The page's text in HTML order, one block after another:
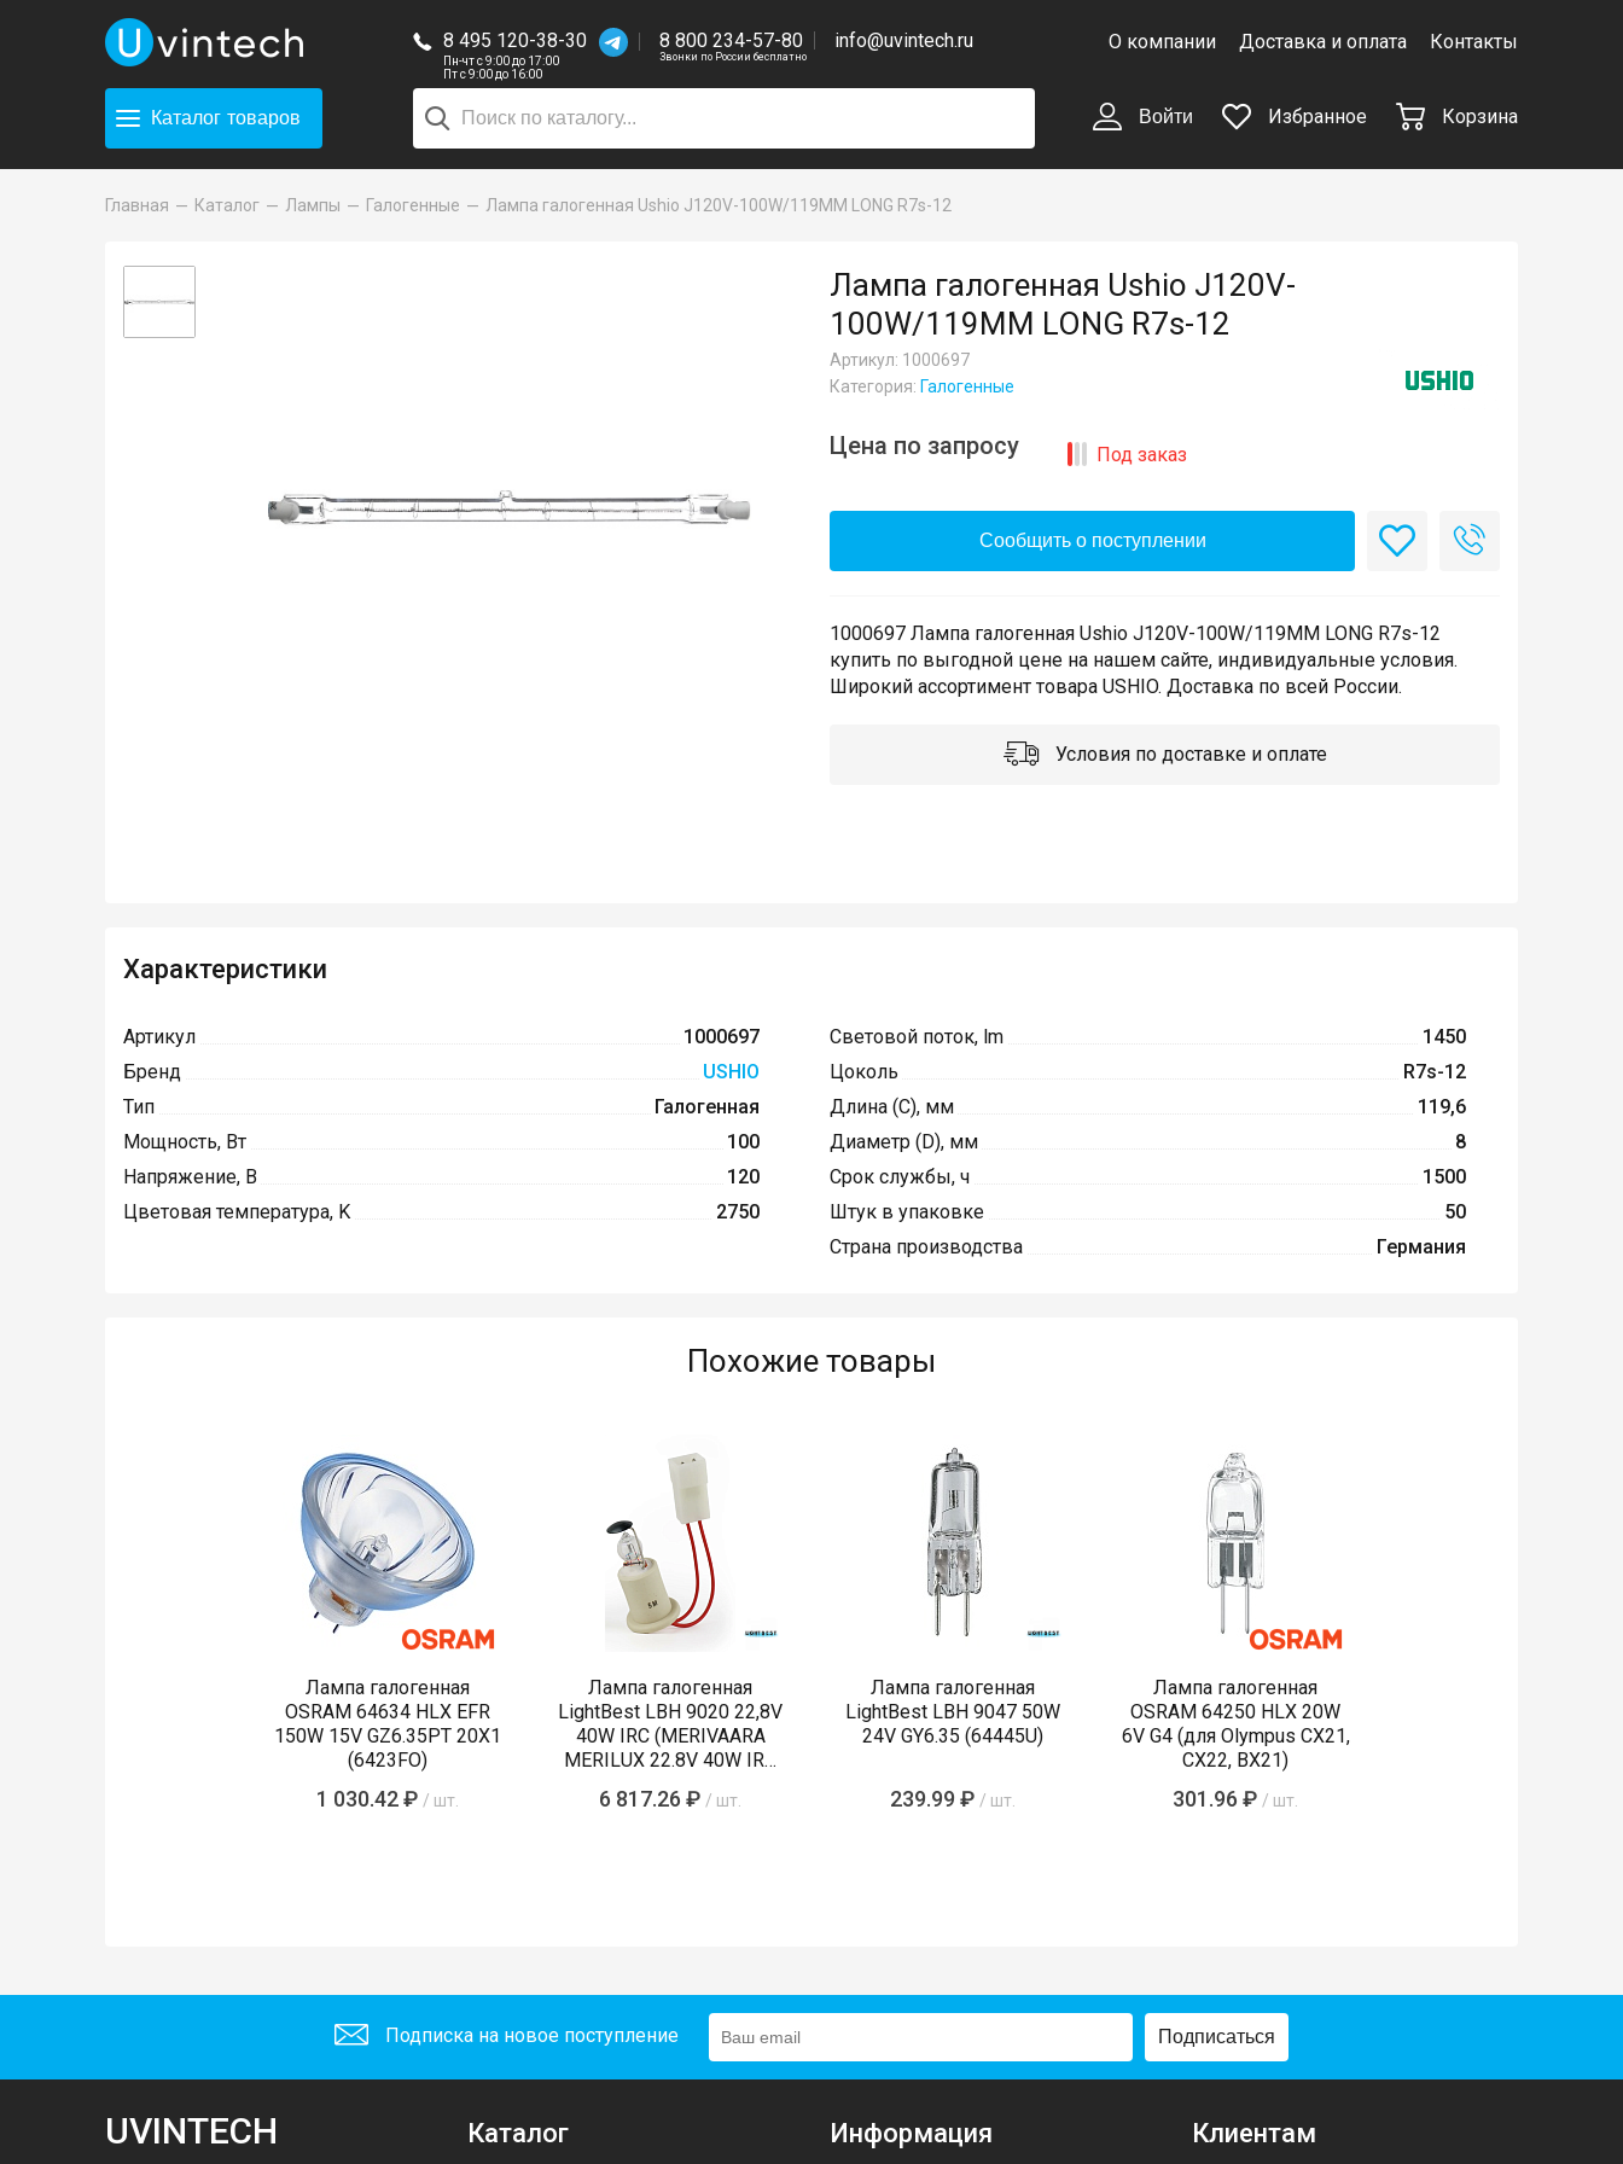
8 495 120-38-30
Пн-чт с 9:00 до 17:00
Пт с 9:00 до 16:00
8 800 234-57-80
Звонки по России бесплатно
info@uvintech.ru О компании Доставка и оплата Контакты
Каталог товаров Войти Избранное Корзина
Главная Каталог Лампы Галогенные Лампа галогенная Ushio J120V-100W/119MM LONG R7s-12
Лампа галогенная Ushio J120V-
100W/119MM LONG R7s-12
Артикул: 1000697
Категория: Галогенные
Цена по запросу Под заказ
Сообщить о поступлении
1000697 Лампа галогенная Ushio J120V-100W/119MM LONG R7s-12
купить по выгодной цене на нашем сайте, индивидуальные условия.
Широкий ассортимент товара USHIO. Доставка по всей России.
Условия по доставке и оплате
Характеристики
Артикул
1000697
Бренд
USHIO
Тип
Галогенная
Мощность, Вт
100
Напряжение, В
120
Цветовая температура, K
2750
Световой поток, lm
1450
Цоколь
R7s-12
Длина (C), мм
119,6
Диаметр (D), мм
8
Срок службы, ч
1500
Штук в упаковке
50
Страна производства
Германия
Похожие товары
Лампа галогенная
OSRAM 64634 HLX EFR
150W 15V GZ6.35PT 20X1
(6423FO)
1 030.42 ₽ / шт.
Лампа галогенная
LightBest LBH 9020 22,8V
40W IRC (MERIVAARA
MERILUX 22.8V 40W IRC
6 817.26 ₽ / шт.
Лампа галогенная
LightBest LBH 9047 50W
24V GY6.35 (64445U)
239.99 ₽ / шт.
Лампа галогенная
OSRAM 64250 HLX 20W
6V G4 (для Olympus CX21,
CX22, BX21)
301.96 ₽ / шт.
Подписка на новое поступление Подписаться
UVINTECH Каталог Информация Клиентам